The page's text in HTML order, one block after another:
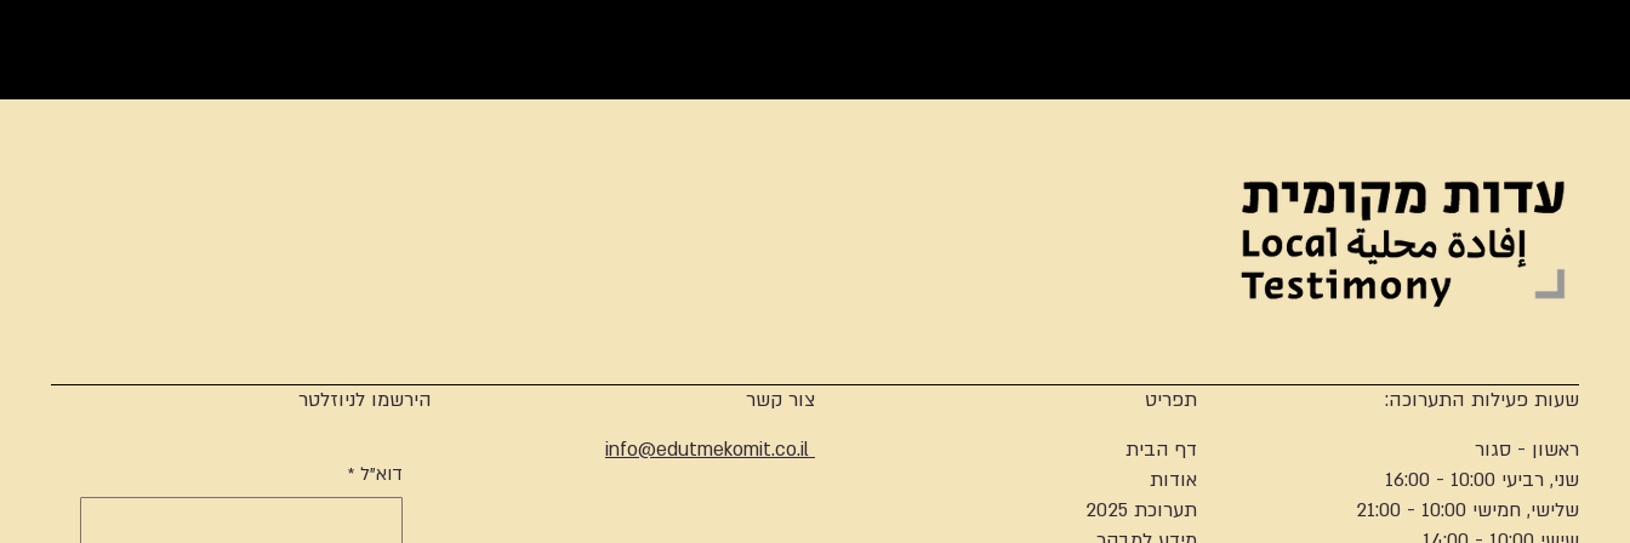
שעות פעילות התערוכה:
ראשון - סגור
שני, רביעי 10:00 - 16:00
שלישי, חמישי 10:00 - 21:00
תפריט
דף הבית
אודות
תערוכת 2025
צור קשר
info@edutmekomit.co.il
הירשמו לניוזלטר
דוא"ל *